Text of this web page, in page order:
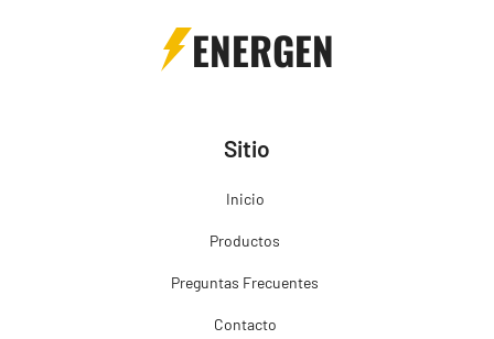
ENERGEN
Sitio
Inicio
Productos
Preguntas Frecuentes
Contacto